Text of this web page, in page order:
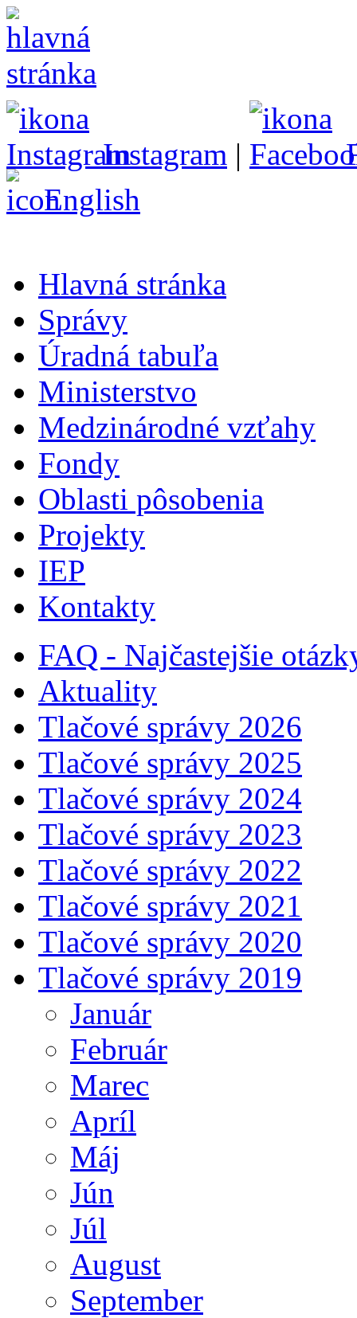
Instagram |
English
Hlavná stránka
Správy
Úradná tabuľa
Ministerstvo
Medzinárodné vzťahy
Fondy
Oblasti pôsobenia
Projekty
IEP
Kontakty
FAQ - Najčastejšie
Aktuality
Tlačové správy 2026
Tlačové správy 2025
Tlačové správy 2024
Tlačové správy 2023
Tlačové správy 2022
Tlačové správy 2021
Tlačové správy 2020
Tlačové správy 2019
Január
Február
Marec
Apríl
Máj
Jún
Júl
August
September